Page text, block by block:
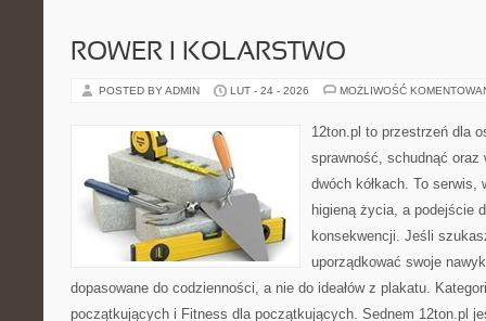
ROWER I KOLARSTWO
POSTED BY ADMIN LUT - 24 - 2026 MOŻLIWOŚĆ
12ton.pl to przestrzeń dla
sprawność, schudnąć oraz
dwóch kółkach. To
higieną życia, a podejście
konsekwencji. Jeśli
uporządkować swoje
dopasowane do codzienności, a nie do ideałów z plakatu.
początkujących i Fitness dla początkujących. Sednem 12ton.pl